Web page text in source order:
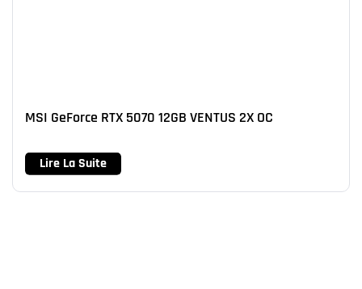
MSI GeForce RTX 5070 12GB VENTUS 2X OC
Lire La Suite